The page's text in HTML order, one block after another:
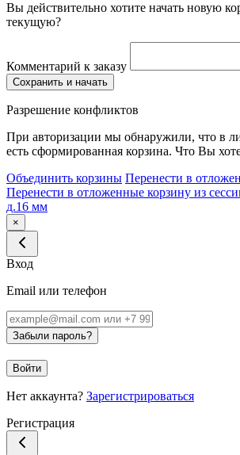
Вы действительно хотите начать новую
текущую?
Комментарий к заказу
Сохранить и начать
Разрешение конфликтов
При авторизации мы обнаружили, что в
есть сформированная корзина. Что Вы
Объединить корзины Перенести в
Перенести в отложенные корзину из
д.16 мм
×
Вход
Email или телефон
Забыли пароль?
Войти
Нет аккаунта? Зарегистрироваться
Регистрация